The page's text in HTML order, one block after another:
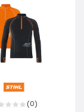
(0)